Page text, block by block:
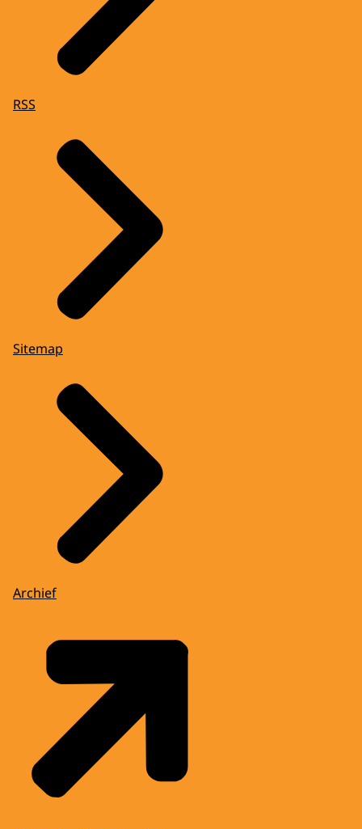
RSS
Sitemap
Archief